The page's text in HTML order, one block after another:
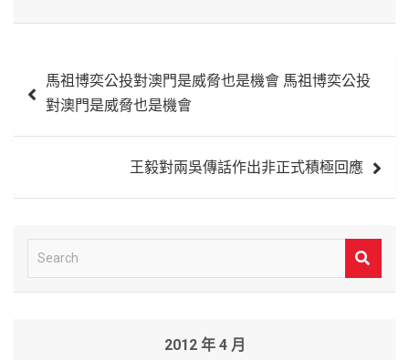
章
馬祖博奕公投對澳門是威脅也是機會 馬祖博奕公投
對澳門是威脅也是機會
王毅對兩吳傳話作出非正式積極回應
e
2012 年 4 月